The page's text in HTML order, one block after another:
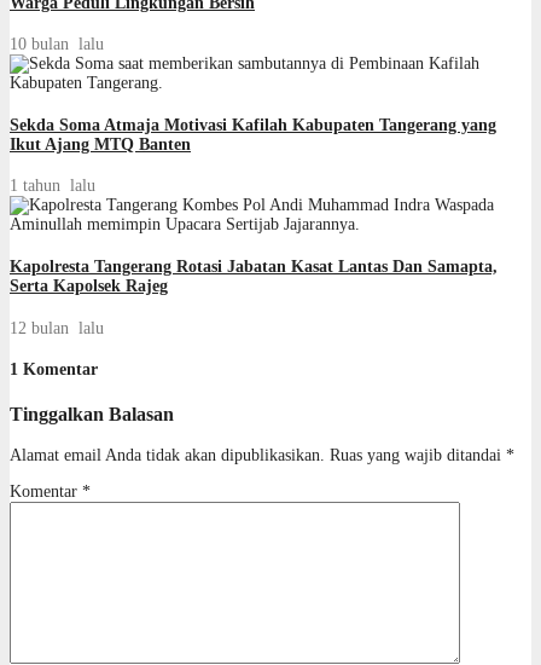
10 bulan lalu
Sekda Soma Atmaja Motivasi Kafilah Kabupaten Tangerang yang
Ikut Ajang MTQ Banten
1 tahun lalu
Kapolresta Tangerang Rotasi Jabatan Kasat Lantas Dan Samapta,
Serta Kapolsek Rajeg
12 bulan lalu
1 Komentar
Tinggalkan Balasan
Alamat email Anda tidak akan dipublikasikan. Ruas yang wajib ditandai *
Komentar *